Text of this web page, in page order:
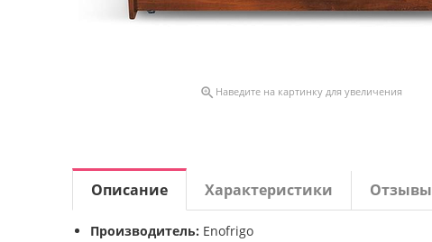
 Наведите на картинку для увеличения
Описание Характеристики Отзывы
Производитель: Enofrigo